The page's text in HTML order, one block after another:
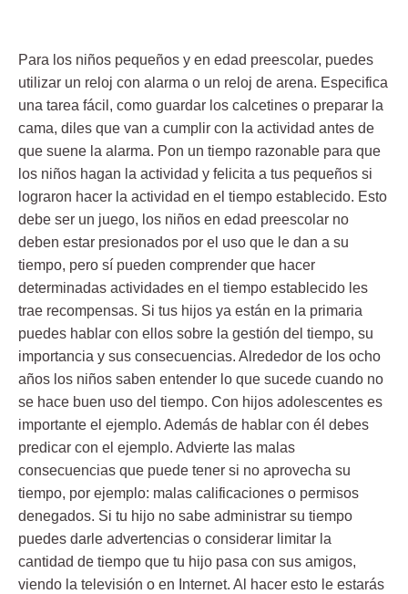
Para los niños pequeños y en edad preescolar, puedes
utilizar un reloj con alarma o un reloj de arena. Especifica
una tarea fácil, como guardar los calcetines o preparar la
cama, diles que van a cumplir con la actividad antes de
que suene la alarma. Pon un tiempo razonable para que
los niños hagan la actividad y felicita a tus pequeños si
lograron hacer la actividad en el tiempo establecido. Esto
debe ser un juego, los niños en edad preescolar no
deben estar presionados por el uso que le dan a su
tiempo, pero sí pueden comprender que hacer
determinadas actividades en el tiempo establecido les
trae recompensas. Si tus hijos ya están en la primaria
puedes hablar con ellos sobre la gestión del tiempo, su
importancia y sus consecuencias. Alrededor de los ocho
años los niños saben entender lo que sucede cuando no
se hace buen uso del tiempo. Con hijos adolescentes es
importante el ejemplo. Además de hablar con él debes
predicar con el ejemplo. Advierte las malas
consecuencias que puede tener si no aprovecha su
tiempo, por ejemplo: malas calificaciones o permisos
denegados. Si tu hijo no sabe administrar su tiempo
puedes darle advertencias o considerar limitar la
cantidad de tiempo que tu hijo pasa con sus amigos,
viendo la televisión o en Internet. Al hacer esto le estarás